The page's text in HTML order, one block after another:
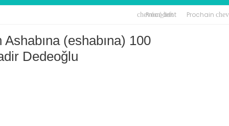
chevron_left
Précédent Prochain
(eshabına) 100
Dedeoğlu